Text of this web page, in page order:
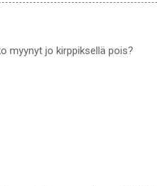
myynyt jo kirppiksellä pois?